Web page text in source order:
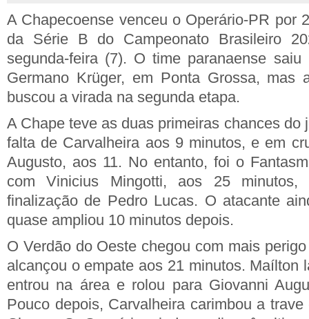
A Chapecoense venceu o Operário-PR por
da Série B do Campeonato Brasileiro
segunda-feira (7). O time paranaense
Germano Krüger, em Ponta Grossa, mas
buscou a virada na segunda etapa.
A Chape teve as duas primeiras chances do
falta de Carvalheira aos 9 minutos, e em
Augusto, aos 11. No entanto, foi o
com Vinicius Mingotti, aos 25 minutos,
finalização de Pedro Lucas. O atacante
quase ampliou 10 minutos depois.
O Verdão do Oeste chegou com mais
alcançou o empate aos 21 minutos. Maílton
entrou na área e rolou para Giovanni
Pouco depois, Carvalheira carimbou a